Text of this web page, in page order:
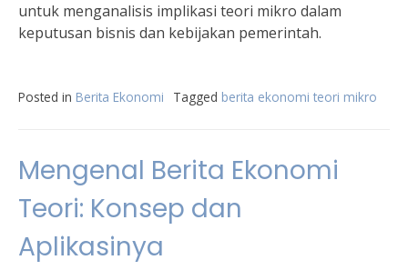
untuk menganalisis implikasi teori mikro dalam
keputusan bisnis dan kebijakan pemerintah.
Posted in Berita Ekonomi Tagged berita ekonomi teori mikro
Mengenal Berita Ekonomi
Teori: Konsep dan
Aplikasinya